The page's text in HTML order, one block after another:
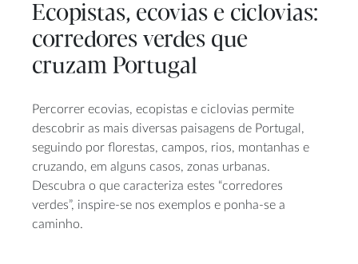
Ecopistas, ecovias e ciclovias:
corredores verdes que
cruzam Portugal
Percorrer ecovias, ecopistas e ciclovias permite
descobrir as mais diversas paisagens de Portugal,
seguindo por florestas, campos, rios, montanhas e
cruzando, em alguns casos, zonas urbanas.
Descubra o que caracteriza estes “corredores
verdes”, inspire-se nos exemplos e ponha-se a
caminho.